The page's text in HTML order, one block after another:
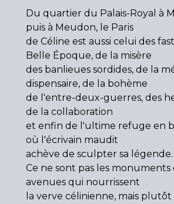
Du quartier du Palais-Royal à
puis à Meudon, le Paris
de Céline est aussi celui des
Belle Époque, de la misère
des banlieues sordides, de la
dispensaire, de la bohème
de l'entre-deux-guerres, des
de la collaboration
et enfin de l'ultime refuge en
où l'écrivain maudit
achève de sculpter sa légende.
Ce ne sont pas les monuments
avenues qui nourrissent
la verve célinienne, mais plutôt